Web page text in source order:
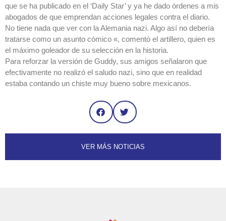
que se ha publicado en el ‘Daily Star’ y ya he dado órdenes a mis
abogados de que emprendan acciones legales contra el diario.
No tiene nada que ver con la Alemania nazi. Algo así no debería
tratarse como un asunto cómico «, comentó el artillero, quien es
el máximo goleador de su selección en la historia.
Para reforzar la versión de Guddy, sus amigos señalaron que
efectivamente no realizó el saludo nazi, sino que en realidad
estaba contando un chiste muy bueno sobre mexicanos.
VER MÁS NOTICIAS